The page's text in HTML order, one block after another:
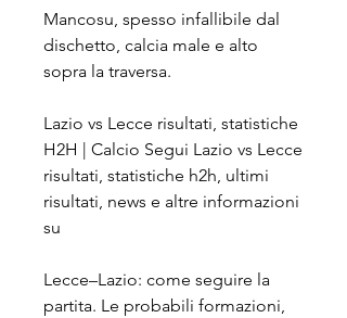
Mancosu, spesso infallibile dal
dischetto, calcia male e alto
sopra la traversa.
Lazio vs Lecce risultati, statistiche
H2H | Calcio Segui Lazio vs Lecce
risultati, statistiche h2h, ultimi
risultati, news e altre informazioni
su
Lecce–Lazio: come seguire la
partita. Le probabili formazioni,